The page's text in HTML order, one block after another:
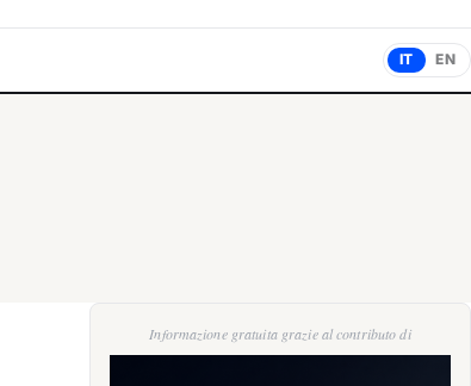
IT EN
Informazione gratuita grazie al contributo di